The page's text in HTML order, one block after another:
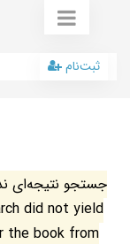
ثبت‌نام
جستجو نتیجه‌ای
the book from